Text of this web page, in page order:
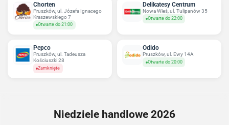
Chorten
Pruszków, ul. Józefa Ignacego
Kraszewskiego 7
Otwarte do 21:00
Delikatesy Centrum
Nowa Wieś, ul. Tulipanów 35
Otwarte do 22:00
Pepco
Pruszków, ul. Tadeusza
Kościuszki 28
Zamknięte
Odido
Pruszków, ul. Ewy 14A
Otwarte do 20:00
Niedziele handlowe 2026